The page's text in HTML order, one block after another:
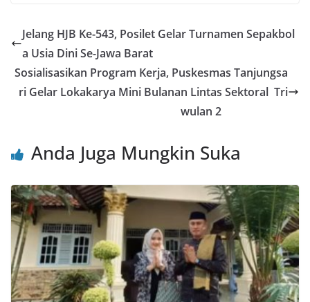
e
b
o
o
er l s
A
p
p
e e
Jelang HJB Ke-543, Posilet Gelar Turnamen Sepakbol
a Usia Dini Se-Jawa Barat
Sosialisasikan Program Kerja, Puskesmas Tanjungsa
ri Gelar Lokakarya Mini Bulanan Lintas Sektoral Tri
wulan 2
Anda Juga Mungkin Suka